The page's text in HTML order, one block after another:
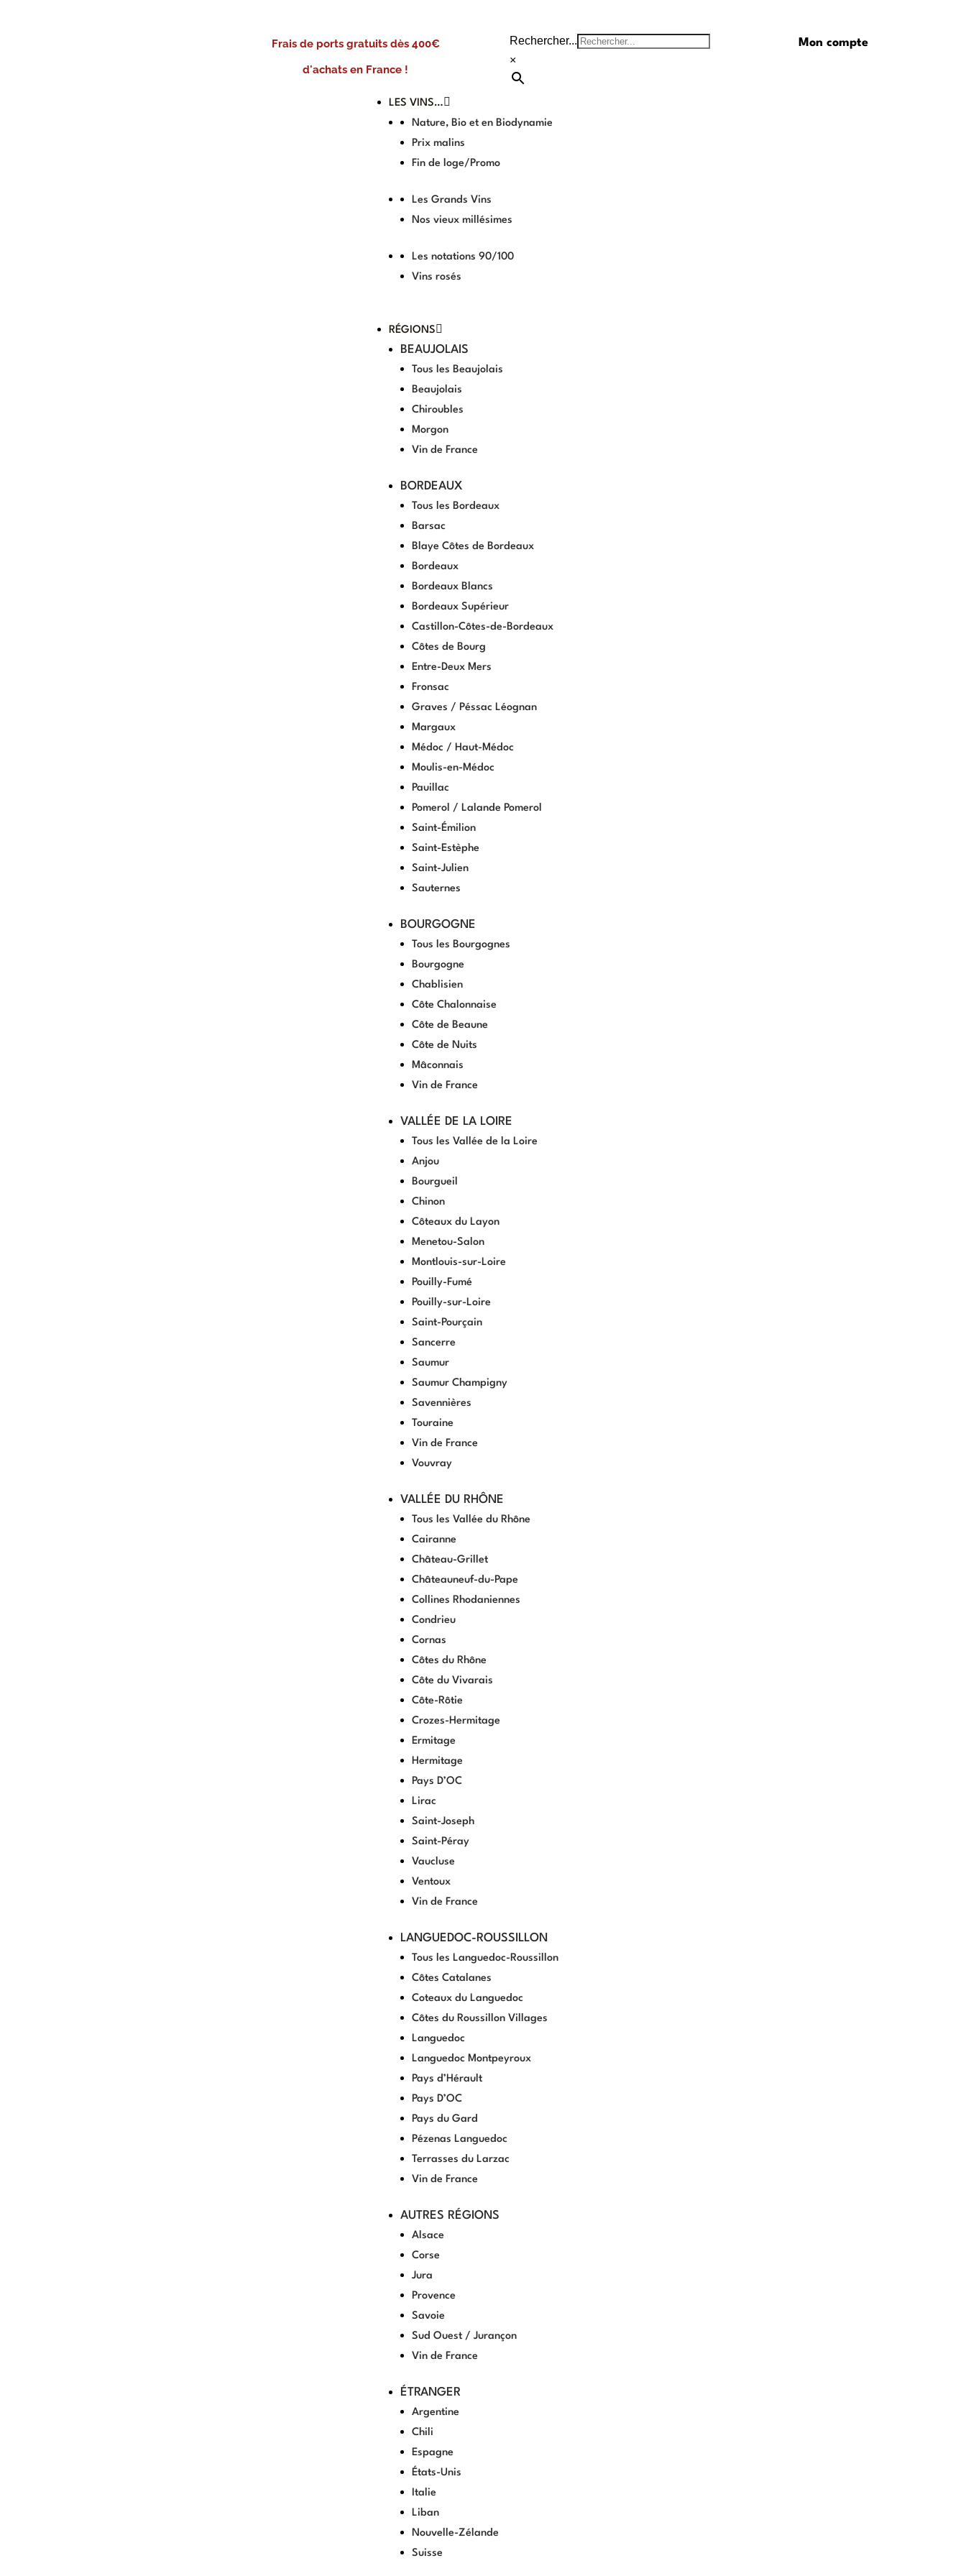
Frais de ports gratuits dès 400€
d'achats en France !
Rechercher...
×
Mon compte
LES VINS…
Nature, Bio et en Biodynamie
Prix malins
Fin de loge/Promo
Les Grands Vins
Nos vieux millésimes
Les notations 90/100
Vins rosés
RÉGIONS
BEAUJOLAIS
Tous les Beaujolais
Beaujolais
Chiroubles
Morgon
Vin de France
BORDEAUX
Tous les Bordeaux
Barsac
Blaye Côtes de Bordeaux
Bordeaux
Bordeaux Blancs
Bordeaux Supérieur
Castillon-Côtes-de-Bordeaux
Côtes de Bourg
Entre-Deux Mers
Fronsac
Graves / Péssac Léognan
Margaux
Médoc / Haut-Médoc
Moulis-en-Médoc
Pauillac
Pomerol / Lalande Pomerol
Saint-Émilion
Saint-Estèphe
Saint-Julien
Sauternes
BOURGOGNE
Tous les Bourgognes
Bourgogne
Chablisien
Côte Chalonnaise
Côte de Beaune
Côte de Nuits
Mâconnais
Vin de France
VALLÉE DE LA LOIRE
Tous les Vallée de la Loire
Anjou
Bourgueil
Chinon
Côteaux du Layon
Menetou-Salon
Montlouis-sur-Loire
Pouilly-Fumé
Pouilly-sur-Loire
Saint-Pourçain
Sancerre
Saumur
Saumur Champigny
Savennières
Touraine
Vin de France
Vouvray
VALLÉE DU RHÔNE
Tous les Vallée du Rhône
Cairanne
Château-Grillet
Châteauneuf-du-Pape
Collines Rhodaniennes
Condrieu
Cornas
Côtes du Rhône
Côte du Vivarais
Côte-Rôtie
Crozes-Hermitage
Ermitage
Hermitage
Pays D’OC
Lirac
Saint-Joseph
Saint-Péray
Vaucluse
Ventoux
Vin de France
LANGUEDOC-ROUSSILLON
Tous les Languedoc-Roussillon
Côtes Catalanes
Coteaux du Languedoc
Côtes du Roussillon Villages
Languedoc
Languedoc Montpeyroux
Pays d’Hérault
Pays D’OC
Pays du Gard
Pézenas Languedoc
Terrasses du Larzac
Vin de France
AUTRES RÉGIONS
Alsace
Corse
Jura
Provence
Savoie
Sud Ouest / Jurançon
Vin de France
ÉTRANGER
Argentine
Chili
Espagne
États-Unis
Italie
Liban
Nouvelle-Zélande
Suisse